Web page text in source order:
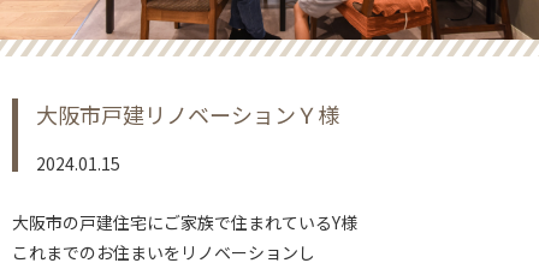
大阪市戸建リノベーションＹ様
2024.01.15
大阪市の戸建住宅にご家族で住まれているY様
これまでのお住まいをリノベーションし